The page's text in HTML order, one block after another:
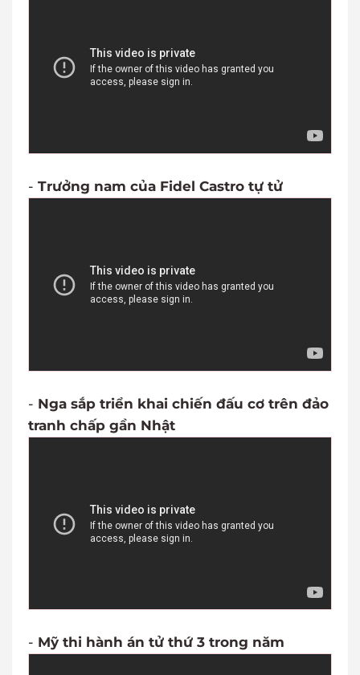
- Trưởng nam của Fidel Castro tự tử
- Nga sắp triển khai chiến đấu cơ trên đảo
tranh chấp gần Nhật
- Mỹ thi hành án tử thứ 3 trong năm